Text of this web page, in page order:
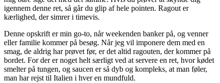
igennem denne ret, så går du glip af hele pointen. Ragout er
kærlighed, der simrer i timevis.
Denne opskrift er min go-to, når weekenden banker på, og venner
eller familie kommer på besøg. Når jeg vil imponere dem med en
smag, de aldrig har prøvet før, er det altid ragouten, der kommer på
bordet. For der er noget helt særligt ved at servere en ret, hvor kødet
smelter på tungen, og saucen er så dyb og kompleks, at man føler,
man har rejst til Italien i hver en mundfuld.